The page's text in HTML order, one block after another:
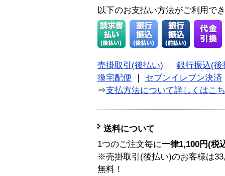
以下のお支払い方法がご利用で
売掛取引(後払い) ｜ 銀行振込(後
換宅配便 ｜ セブンイレブン決済
⇒支払方法について詳しくはこ
送料について
1つのご注文毎に一律1,100円(税
※売掛取引(後払い)のお客様は
無料！